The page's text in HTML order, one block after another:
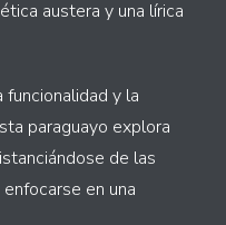
austera y una lírica
y la
paraguayo explora
de las
en una